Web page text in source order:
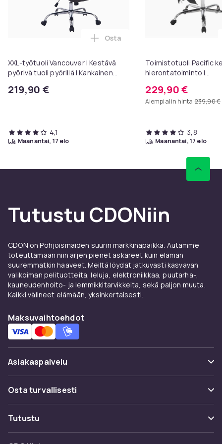
37b802d5-cca1-4ce1-b8f9-a7489cef6f5f
Tuoteturvallisuustiedot
XXL-työtuoli Vancouver I Kestävä
pyörivä tuoli pyörillä I Kankainen
219,90 €
Lisää XXL-työtuoli Vancouver I
Osta
4,1
maanantai, 17 elo
Toimistotuoli Pacific
hierontatoiminto I
229,90 €
Aiempi alin hinta 239,90 €
3,8
maanantai, 17 elo
Tutustu CDONiin
CDON on Pohjoismaiden suurin markkinapaikka. Autamme
toteuttamaan niin arjen pienet askareet kuin elämän
suuremmatkin haaveet. Meiltä löydät jatkuvasti kasvavan
valikoiman pelituotteita, leluja, elektroniikkaa, puutarha-,
kauneudenhoito- ja lemmikkitarvikkeita, sekä paljon muuta.
Kaikki välineet elämään, yksinkertaisesti.
Maksuvaihtoehdot
Asiakaspalvelu
Usein kysyttyä (UKK)
Seuraa pakettia
Osta turvallisesti
Maksuvaihtoehdot
Toimitus
Tutustu